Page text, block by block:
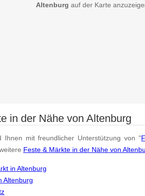
Altenburg auf der Karte
in der Nähe von Altenburg
Ihnen mit freundlicher Unterstützung von "
Feste & Märkte in der Nähe von
in Altenburg
Altenburg